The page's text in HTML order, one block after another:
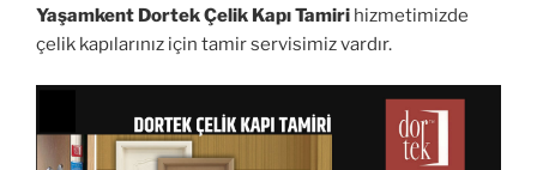
Yaşamkent Dortek Çelik Kapı Tamiri hizmetimizde
çelik kapılarınız için tamir servisimiz vardır.